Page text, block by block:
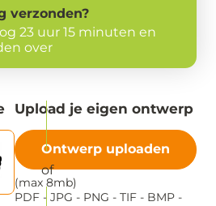
verzonden?
23 uur 15 minuten en
over
Upload je eigen ontwerp
Ontwerp uploaden
(max 8mb)
PDF - JPG - PNG - TIF - BMP -